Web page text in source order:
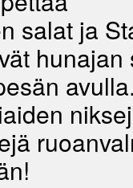
salat ja
hunajan